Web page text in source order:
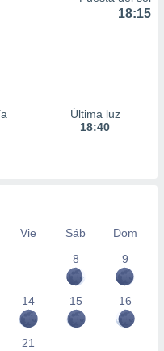
18:15
Última luz
18:40
Vie Sáb
Dom
8
9
14 15 16
21